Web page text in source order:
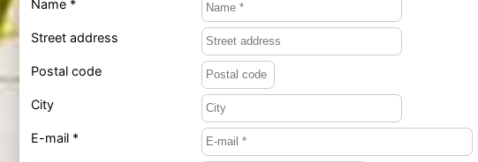
Name *
Street address
Postal code
City
E-mail *